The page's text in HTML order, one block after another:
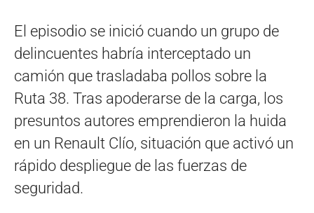
El episodio se inició cuando un grupo de
delincuentes habría interceptado un
camión que trasladaba pollos sobre la
Ruta 38. Tras apoderarse de la carga, los
presuntos autores emprendieron la huida
en un Renault Clío, situación que activó un
rápido despliegue de las fuerzas de
seguridad.